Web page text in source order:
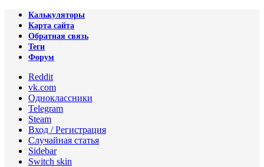
Калькуляторы
Карта сайта
Обратная связь
Теги
Форум
Reddit
vk.com
Одноклассники
Telegram
Steam
Вход / Регистрация
Случайная статья
Sidebar
Switch skin